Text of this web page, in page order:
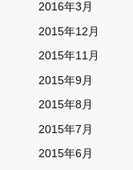
2016年3月
2015年12月
2015年11月
2015年9月
2015年8月
2015年7月
2015年6月